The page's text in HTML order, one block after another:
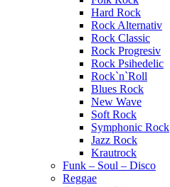
Hard Rock
Rock Alternativ
Rock Classic
Rock Progresiv
Rock Psihedelic
Rock`n`Roll
Blues Rock
New Wave
Soft Rock
Symphonic Rock
Jazz Rock
Krautrock
Funk – Soul – Disco
Reggae